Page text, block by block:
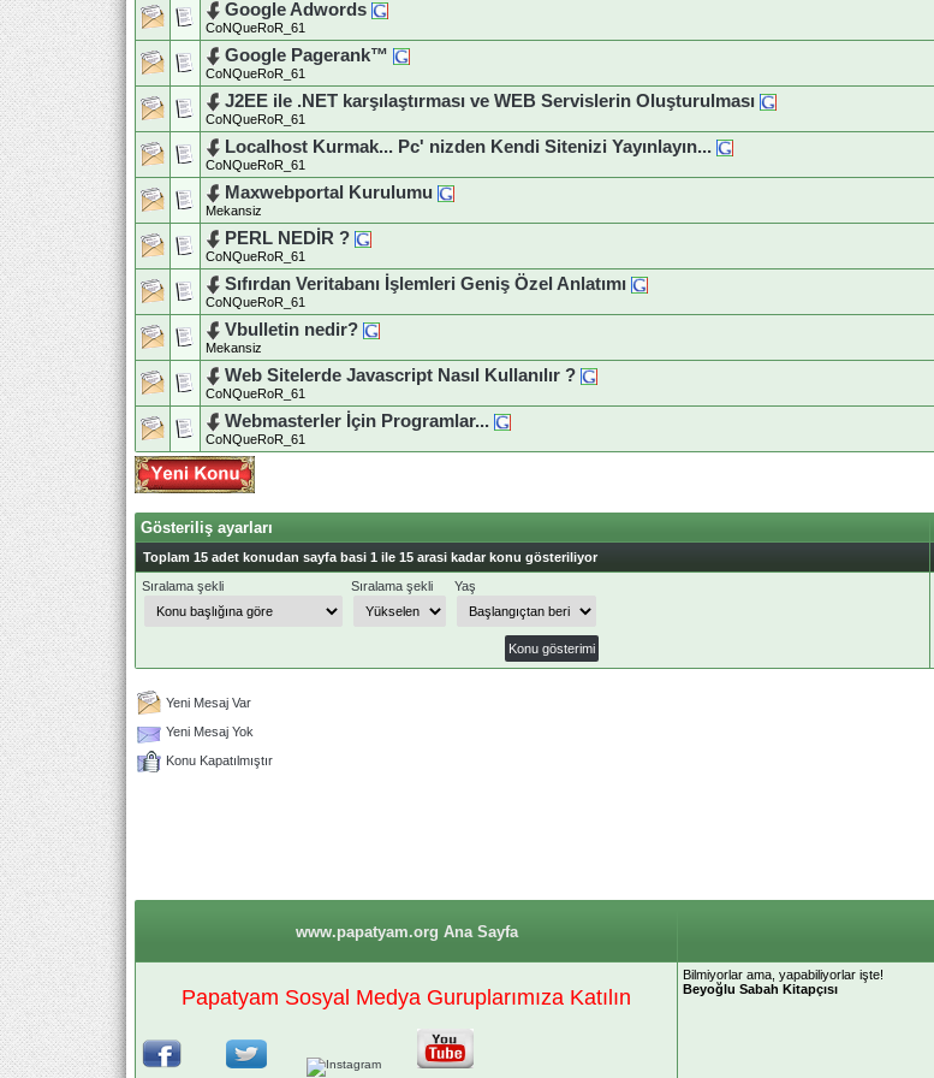
Google Adwords
CoNQueRoR_61
Google Pagerank™
CoNQueRoR_61
J2EE ile .NET karşılaştırması ve WEB Servislerin Oluşturulması
CoNQueRoR_61
Localhost Kurmak... Pc' nizden Kendi Sitenizi Yayınlayın...
CoNQueRoR_61
Maxwebportal Kurulumu
Mekansiz
PERL NEDİR ?
CoNQueRoR_61
Sıfırdan Veritabanı İşlemleri Geniş Özel Anlatımı
CoNQueRoR_61
Vbulletin nedir?
Mekansiz
Web Sitelerde Javascript Nasıl Kullanılır ?
CoNQueRoR_61
Webmasterler İçin Programlar...
CoNQueRoR_61
Gösteriliş ayarları
Toplam 15 adet konudan sayfa basi 1 ile 15 arasi kadar konu gösteriliyor
Sıralama şekli
Sıralama şekli Yaş
Yeni Mesaj Var
Yeni Mesaj Yok
Konu Kapatılmıştır
www.papatyam.org Ana Sayfa
Papatyam Sosyal Medya Guruplarımıza Katılın
Bilmiyorlar ama, yapabiliyorlar işte!
Beyoğlu Sabah Kitapçısı